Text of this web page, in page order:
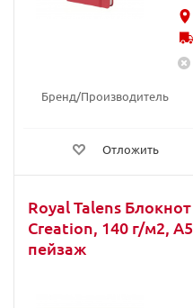
Бренд/Производитель
Отложить
Royal Talens
Creation, 140 г/м2,
пейзаж